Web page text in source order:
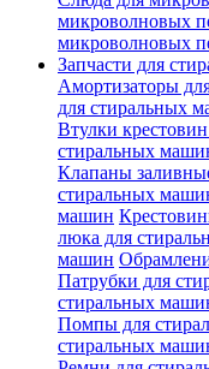
микроволновых
микроволновых
Запчасти для
Амортизаторы
для стиральных
Втулки
стиральных
Клапаны
стиральных
машин
люка для
машин
Патрубки для
стиральных
Помпы для
стиральных